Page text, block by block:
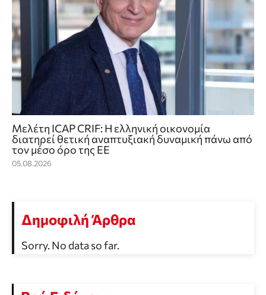
Μελέτη ICAP CRIF: Η ελληνική οικονομία
διατηρεί θετική αναπτυξιακή δυναμική πάνω από
τον μέσο όρο της ΕΕ
05.08.2026
Δημοφιλή Άρθρα
Sorry. No data so far.